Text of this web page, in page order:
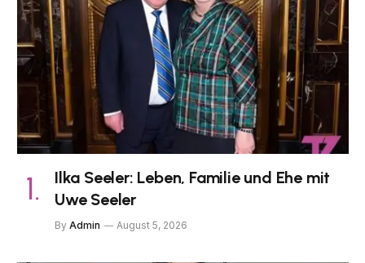
Ilka Seeler: Leben, Familie und Ehe mit
Uwe Seeler
By Admin August 5, 2026